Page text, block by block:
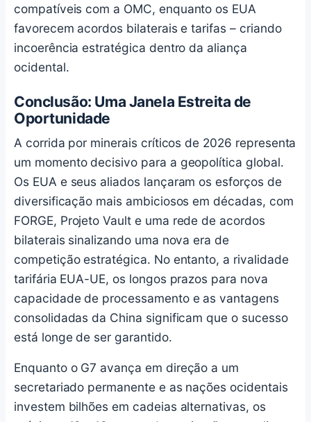
compatíveis com a OMC, enquanto os EUA
favorecem acordos bilaterais e tarifas – criando
incoerência estratégica dentro da aliança
ocidental.
Conclusão: Uma Janela Estreita de
Oportunidade
A corrida por minerais críticos de 2026 representa
um momento decisivo para a geopolítica global.
Os EUA e seus aliados lançaram os esforços de
diversificação mais ambiciosos em décadas, com
FORGE, Projeto Vault e uma rede de acordos
bilaterais sinalizando uma nova era de
competição estratégica. No entanto, a rivalidade
tarifária EUA-UE, os longos prazos para nova
capacidade de processamento e as vantagens
consolidadas da China significam que o sucesso
está longe de ser garantido.
Enquanto o G7 avança em direção a um
secretariado permanente e as nações ocidentais
investem bilhões em cadeias alternativas, os